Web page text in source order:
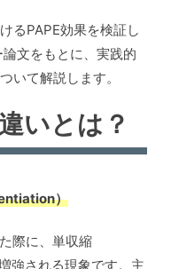
るPAPE効果を検証し
文をもとに、実践的
いて解説します。
いとは？
）
際に、単収縮
強される現象です。主